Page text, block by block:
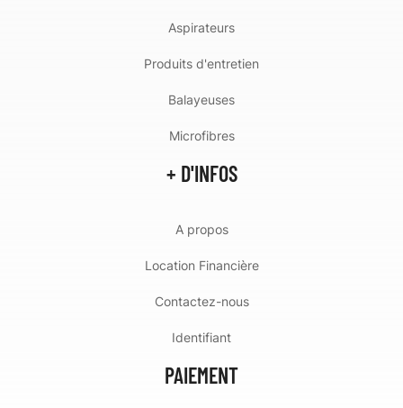
Aspirateurs
Produits d'entretien
Balayeuses
Microfibres
+ D'INFOS
A propos
Location Financière
Contactez-nous
Identifiant
PAIEMENT